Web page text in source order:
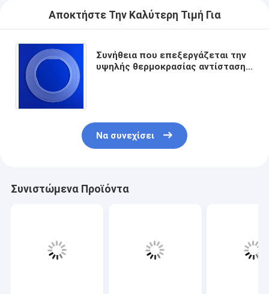
Αποκτήστε Την Καλύτερη Τιμή Για
Συνήθεια που επεξεργάζεται την
υψηλής θερμοκρασίας αντίσταση
Να συνεχίσει
Συνιστώμενα Προϊόντα